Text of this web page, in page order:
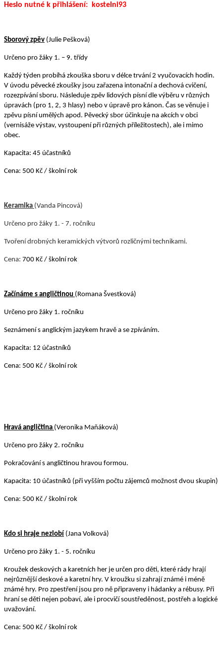
Heslo nutné k přihlášení: kostelni93
Sborový zpěv (Julie Pešková)
Určeno pro žáky 1. – 9. třídy
Každý týden probíhá zkouška sboru v délce trvání 2 vyučovacích hodin.
V úvodu pěvecké zkoušky jsou zařazena intonační a dechová cvičení,
rozezpívání sboru. Následuje zpěv lidových písní dle výběru v různých
úpravách (pro 1, 2, 3 hlasy) nebo v úpravě pro kánon. Čas se věnuje i
zpěvu písní umělých apod. Pěvecký sbor účinkuje na akcích v obci
(vernisáže výstav, vystoupení při různých příležitostech), ale i mimo
obec.
Kapacita: 45 účastníků
Cena: 500 Kč / školní rok
Keramika (Vanda Pincová)
Určeno pro žáky 1. - 7. ročníku
Tvoření drobných keramických výtvorů rozličnými technikami.
Cena: 700 Kč / školní rok
Začínáme s angličtinou (Romana Švestková)
Určeno pro žáky 1. ročníku
Seznámení s anglickým jazykem hravě a se zpíváním.
Kapacita: 12 účastníků
Cena: 500 Kč / školní rok
Hravá angličtina (Veronika Maňáková)
Určeno pro žáky 2. ročníku
Pokračování s angličtinou hravou formou.
Kapacita: 10 účastníků (při vyšším počtu zájemců možnost dvou skupin)
Cena: 500 Kč / školní rok
Kdo si hraje nezlobí (Jana Volková)
Určeno pro žáky 1. - 5. ročníku
Kroužek deskových a karetních her je určen pro děti, které rády hrají
nejrůznější deskové a karetní hry. V kroužku si zahrají známé i méně
známé hry. Pro zpestření jsou pro ně připraveny i hádanky a rébusy. Při
hraní se děti nejen pobaví, ale i procvičí soustředěnost, postřeh a logické
uvažování.
Cena: 500 Kč / školní rok